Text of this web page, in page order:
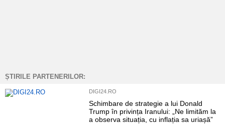
ȘTIRILE PARTENERILOR:
DIGI24.RO
Schimbare de strategie a lui Donald
Trump în privința Iranului: „Ne limităm la
a observa situația, cu inflația sa uriașă”